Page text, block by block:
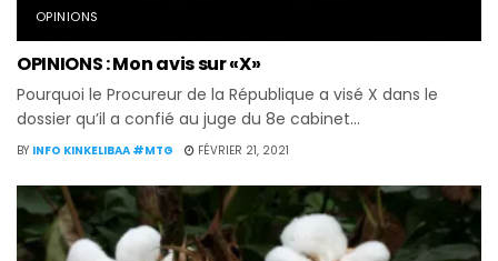
OPINIONS
OPINIONS : Mon avis sur «X»
Pourquoi le Procureur de la République a visé X dans le
dossier qu’il a confié au juge du 8e cabinet...
BY INFO KINKELIBAA #MTG FÉVRIER 21, 2021